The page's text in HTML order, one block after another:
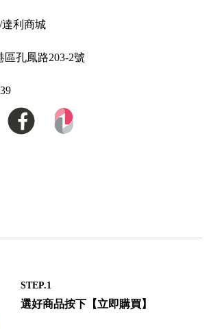
利商城
區孔鳳路203-2號
STEP.1
選好商品按下【立即購買】